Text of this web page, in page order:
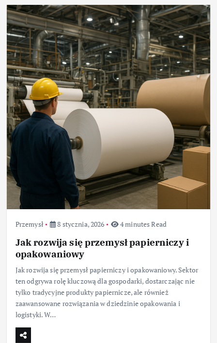
Przemysł 8 stycznia, 2026 4 minutes Read
Jak rozwija się przemysł papierniczy i
opakowaniowy
Jak rozwija się przemysł papierniczy i opakowaniowy. Sektor
ten odgrywa rolę kluczową dla gospodarki, dostarczając nie
tylko tradycyjne produkty papiernicze, ale również
zaawansowane rozwiązania w dziedzinie opakowania i
logistyki. W…